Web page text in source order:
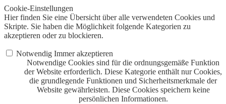
Cookie-Einstellungen
Hier finden Sie eine Übersicht über alle verwendeten Cookies und
Skripte. Sie haben die Möglichkeit folgende Kategorien zu
akzeptieren oder zu blockieren.
Notwendig Immer akzeptieren
Notwendige Cookies sind für die ordnungsgemäße Funktion
der Website erforderlich. Diese Kategorie enthält nur Cookies,
die grundlegende Funktionen und Sicherheitsmerkmale der
Website gewährleisten. Diese Cookies speichern keine
persönlichen Informationen.